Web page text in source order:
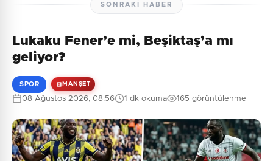
SONRAKI HABER
Lukaku Fener’e mi, Beşiktaş’a mı
geliyor?
SPOR MANŞET
08 Ağustos 2026, 08:56 1 dk okuma 165 görüntülenme